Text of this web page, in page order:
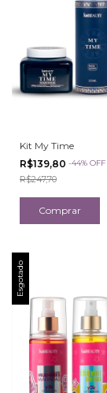
Kit My Time
R$139,80 -44% OFF
R$247,70
Esgotado